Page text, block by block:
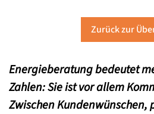
Zurück zur
Energieberatung bedeutet
Zahlen: Sie ist vor allem
Zwischen Kundenwünschen,